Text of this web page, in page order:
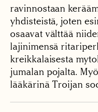
ravinnostaan
yhdisteistä, joten
osaavat välttää
lajinimensä
kreikkalaisesta
jumalan pojalta.
lääkärinä Troijan